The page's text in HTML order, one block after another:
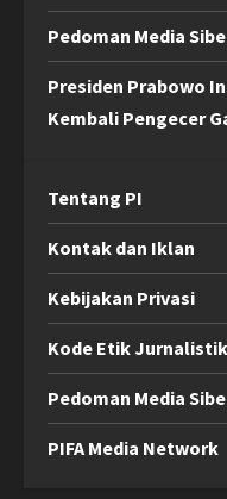
Pedoman Media
Presiden Prabowo
Kembali Pengecer
Tentang PI
Kontak dan Iklan
Kebijakan Privasi
Kode Etik Jurnalistik
Pedoman Media
PIFA Media Network